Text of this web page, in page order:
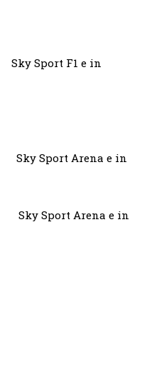
Sport F1 e in
Sport Arena e in
Sport Arena e in